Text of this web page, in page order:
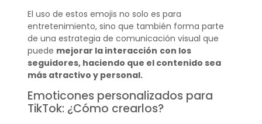
El uso de estos emojis no solo es para
entretenimiento, sino que también forma parte
de una estrategia de comunicación visual que
puede mejorar la interacción con los
seguidores, haciendo que el contenido sea
más atractivo y personal.
Emoticones personalizados para
TikTok: ¿Cómo crearlos?